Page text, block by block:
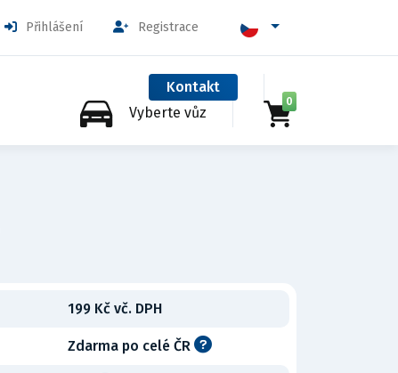
Přihlášení Registrace
Kontakt
Vyberte vůz
0
199 Kč vč. DPH
Zdarma po celé ČR